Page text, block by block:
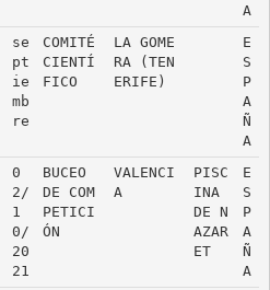
A
se
pt
ie
mb
re
COMITÉ
CIENTÍ
FICO
LA GOME
RA (TEN
ERIFE)
E
S
P
A
Ñ
A
0
2/
1
0/
20
21
BUCEO
DE COM
PETICI
ÓN
VALENCI
A
PISC
INA
DE N
AZAR
ET
E
S
P
A
Ñ
A